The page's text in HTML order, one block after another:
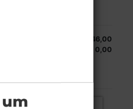
R$ 946,00
R$ 0,00